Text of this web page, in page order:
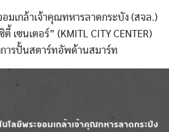
มเกล้าเจ้าคุณทหารลาดกระบัง (สจล.)
เซนเตอร์” (KMITL CITY CENTER)
ารปั้นสตาร์ทอัพด้านสมาร์ท